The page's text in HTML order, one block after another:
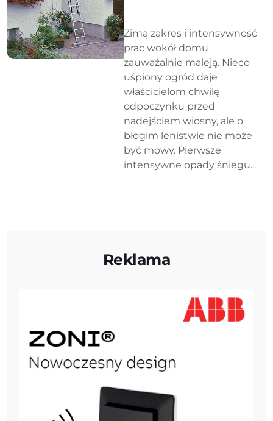
Zimą zakres i intensywność
prac wokół domu
zauważalnie maleją. Nieco
uśpiony ogród daje
właścicielom chwilę
odpoczynku przed
nadejściem wiosny, ale o
błogim lenistwie nie może
być mowy. Pierwsze
intensywne opady śniegu...
Reklama